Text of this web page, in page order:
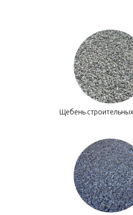
Щебень